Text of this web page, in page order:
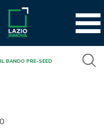
BANDO PRE-SEED